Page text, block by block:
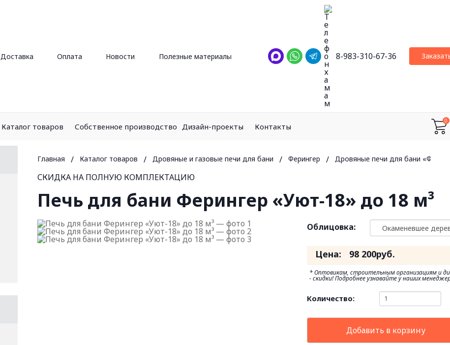
Доставка Оплата Новости Полезные материалы 8-983-310-67-36
Каталог товаров Собственное производство Дизайн-проекты Контакты
0
Главная / Каталог товаров / Дровяные и газовые печи для бани / Ферингер / Дровяные печи для бани
СКИДКА НА ПОЛНУЮ КОМПЛЕКТАЦИЮ
Печь для бани Ферингер «Уют-18» до 18 м³
Облицовка:
Цена: 98 200руб.
* Оптовикам, строительным организациям и
- скидки! Подробнее узнавайте у наших
Количество:
Добавить в корзину